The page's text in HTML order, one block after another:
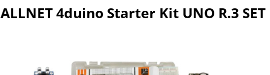
ALLNET 4duino Starter Kit UNO R.3 SET